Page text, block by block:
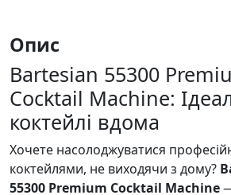
Опис
Bartesian 55300
Cocktail Machine:
коктейлі вдома
Хочете насолоджуватися
коктейлями, не виходячи з дому?
55300 Premium Cocktail Machine